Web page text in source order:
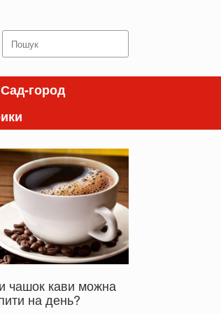
Search
for:
Сад-город
чашок кави можна
на день?